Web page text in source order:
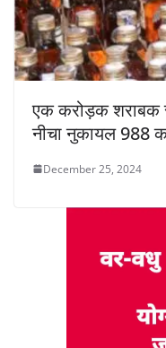
एक करोड़क शराबक
नीचा नुकायल 988
December 25, 2024